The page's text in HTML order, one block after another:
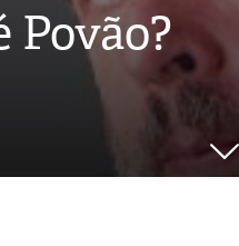
Povão?